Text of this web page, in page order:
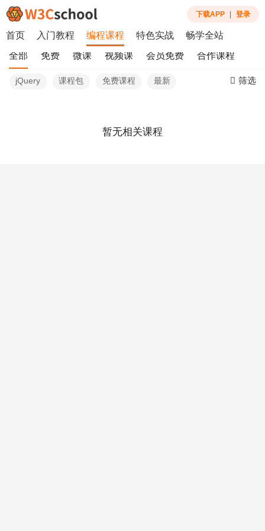
下载APP 登录
首页 入门教程 编程课程 特色实战 畅学全站
全部 免费 微课 视频课 会员免费 合作课程
jQuery 课程包 免费课程 最新 筛选
暂无相关课程